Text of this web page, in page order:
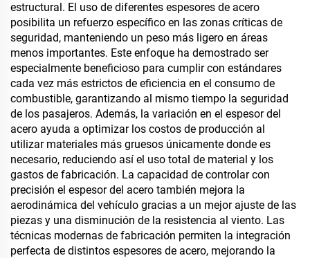
estructural. El uso de diferentes espesores de acero
posibilita un refuerzo específico en las zonas críticas de
seguridad, manteniendo un peso más ligero en áreas
menos importantes. Este enfoque ha demostrado ser
especialmente beneficioso para cumplir con estándares
cada vez más estrictos de eficiencia en el consumo de
combustible, garantizando al mismo tiempo la seguridad
de los pasajeros. Además, la variación en el espesor del
acero ayuda a optimizar los costos de producción al
utilizar materiales más gruesos únicamente donde es
necesario, reduciendo así el uso total de material y los
gastos de fabricación. La capacidad de controlar con
precisión el espesor del acero también mejora la
aerodinámica del vehículo gracias a un mejor ajuste de las
piezas y una disminución de la resistencia al viento. Las
técnicas modernas de fabricación permiten la integración
perfecta de distintos espesores de acero, mejorando la